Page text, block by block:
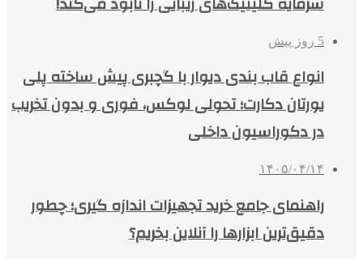
5 روز پیش
انواع قاب بندی دیوار با گچبری پیش ساخته پلی
یورتان دکارت؛ تحولی لوکس، فوری و بدون تخریب
در دکوراسیون داخلی
۱۴۰۵/۰۴/۱۴
راهنمای جامع خرید تجهیزات اندازه گیری؛ چطور
دقیق‌ترین ابزارها را آنلاین بخریم؟